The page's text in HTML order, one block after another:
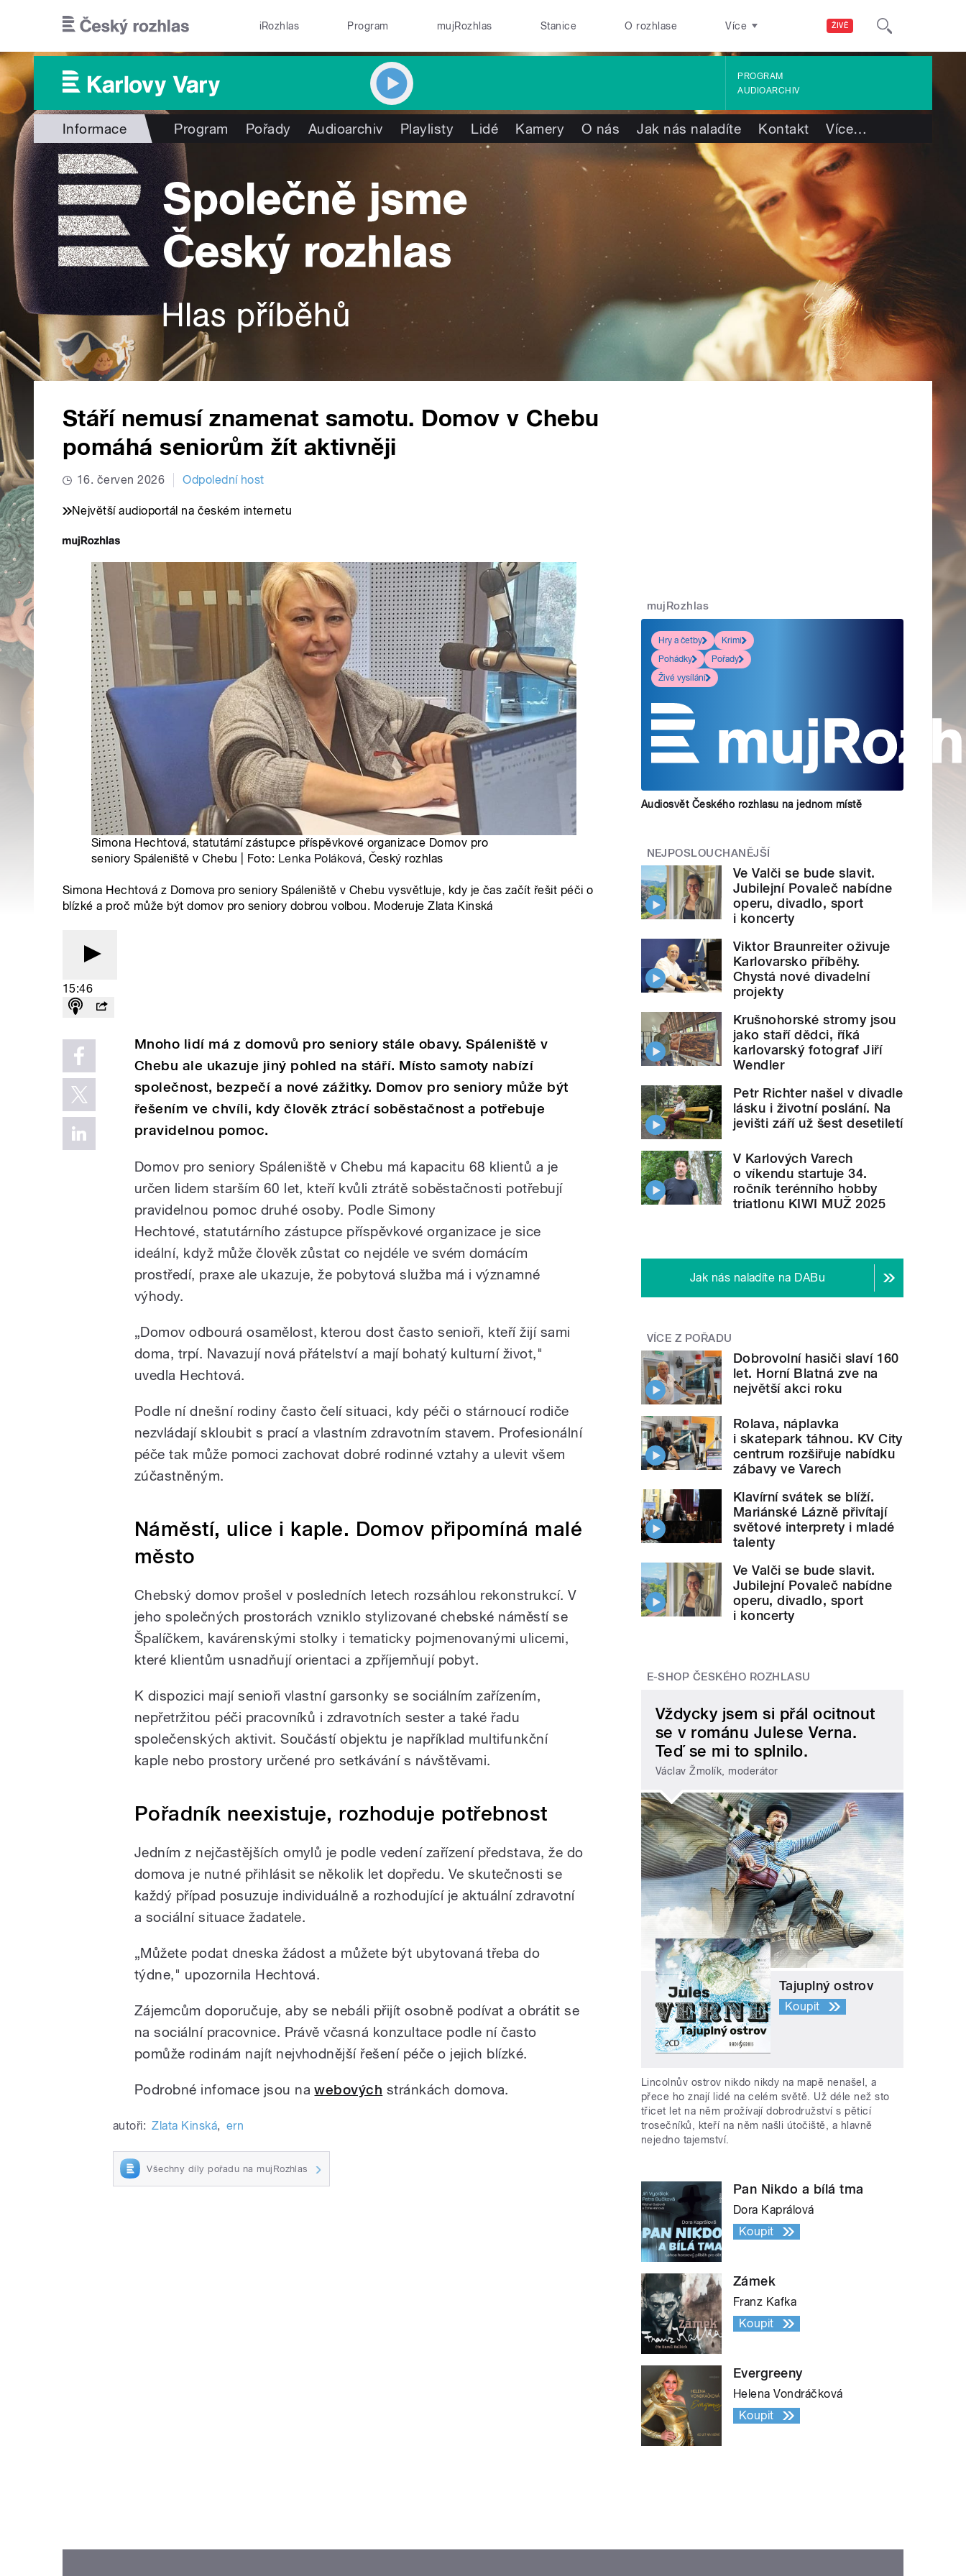
ŽIVĚ
iRozhlas Program mujRozhlas Stanice O rozhlase Více
PROGRAM
AUDIOARCHIV
Informace Program Pořady Audioarchiv Playlisty Lidé Kamery O nás Jak nás naladíte Kontakt Více…
Stáří nemusí znamenat samotu. Domov v Chebu
pomáhá seniorům žít aktivněji
16. červen 2026 Odpolední host
Největší audioportál na českém internetu
Simona Hechtová, statutární zástupce příspěvkové organizace Domov pro
seniory Spáleniště v Chebu | Foto: Lenka Poláková, Český rozhlas
Simona Hechtová z Domova pro seniory Spáleniště v Chebu vysvětluje, kdy je čas začít řešit péči o
blízké a proč může být domov pro seniory dobrou volbou. Moderuje Zlata Kinská
15:46
Mnoho lidí má z domovů pro seniory stále obavy. Spáleniště v
Chebu ale ukazuje jiný pohled na stáří. Místo samoty nabízí
společnost, bezpečí a nové zážitky. Domov pro seniory může být
řešením ve chvíli, kdy člověk ztrácí soběstačnost a potřebuje
pravidelnou pomoc.
Domov pro seniory Spáleniště v Chebu má kapacitu 68 klientů a je
určen lidem starším 60 let, kteří kvůli ztrátě soběstačnosti potřebují
pravidelnou pomoc druhé osoby. Podle Simony
Hechtové, statutárního zástupce příspěvkové organizace je sice
ideální, když může člověk zůstat co nejdéle ve svém domácím
prostředí, praxe ale ukazuje, že pobytová služba má i významné
výhody.
„Domov odbourá osamělost, kterou dost často senioři, kteří žijí sami
doma, trpí. Navazují nová přátelství a mají bohatý kulturní život,"
uvedla Hechtová.
Podle ní dnešní rodiny často čelí situaci, kdy péči o stárnoucí rodiče
nezvládají skloubit s prací a vlastním zdravotním stavem. Profesionální
péče tak může pomoci zachovat dobré rodinné vztahy a ulevit všem
zúčastněným.
Náměstí, ulice i kaple. Domov připomíná malé
město
Chebský domov prošel v posledních letech rozsáhlou rekonstrukcí. V
jeho společných prostorách vzniklo stylizované chebské náměstí se
Špalíčkem, kavárenskými stolky i tematicky pojmenovanými ulicemi,
které klientům usnadňují orientaci a zpříjemňují pobyt.
K dispozici mají senioři vlastní garsonky se sociálním zařízením,
nepřetržitou péči pracovníků i zdravotních sester a také řadu
společenských aktivit. Součástí objektu je například multifunkční
kaple nebo prostory určené pro setkávání s návštěvami.
Pořadník neexistuje, rozhoduje potřebnost
Jedním z nejčastějších omylů je podle vedení zařízení představa, že do
domova je nutné přihlásit se několik let dopředu. Ve skutečnosti se
každý případ posuzuje individuálně a rozhodující je aktuální zdravotní
a sociální situace žadatele.
„Můžete podat dneska žádost a můžete být ubytovaná třeba do
týdne," upozornila Hechtová.
Zájemcům doporučuje, aby se nebáli přijít osobně podívat a obrátit se
na sociální pracovnice. Právě včasná konzultace podle ní často
pomůže rodinám najít nejvhodnější řešení péče o jejich blízké.
Podrobné infomace jsou nawebových stránkách domova.
autoři: Zlata Kinská, ern
Všechny díly pořadu na mujRozhlas
mujRozhlas
Hry a četby
Krimi
Pohádky
Pořady
Živé vysílání
Audiosvět Českého rozhlasu na jednom místě
NEJPOSLOUCHANĚJŠÍ
Ve Valči se bude slavit.
Jubilejní Povaleč nabídne
operu, divadlo, sport
i koncerty
Viktor Braunreiter oživuje
Karlovarsko příběhy.
Chystá nové divadelní
projekty
Krušnohorské stromy jsou
jako staří dědci, říká
karlovarský fotograf Jiří
Wendler
Petr Richter našel v divadle
lásku i životní poslání. Na
jevišti září už šest desetiletí
V Karlových Varech
o víkendu startuje 34.
ročník terénního hobby
triatlonu KIWI MUŽ 2025
Jak nás naladíte na DABu
VÍCE Z POŘADU
Dobrovolní hasiči slaví 160
let. Horní Blatná zve na
největší akci roku
Rolava, náplavka
i skatepark táhnou. KV City
centrum rozšiřuje nabídku
zábavy ve Varech
Klavírní svátek se blíží.
Mariánské Lázně přivítají
světové interprety i mladé
talenty
Ve Valči se bude slavit.
Jubilejní Povaleč nabídne
operu, divadlo, sport
i koncerty
E-SHOP ČESKÉHO ROZHLASU
Vždycky jsem si přál ocitnout
se v románu Julese Verna.
Teď se mi to splnilo.
Václav Žmolík, moderátor
Tajuplný ostrov
Koupit
Lincolnův ostrov nikdo nikdy na mapě nenašel, a
přece ho znají lidé na celém světě. Už déle než sto
třicet let na něm prožívají dobrodružství s pěticí
trosečníků, kteří na něm našli útočiště, a hlavně
nejedno tajemství.
Pan Nikdo a bílá tma
Dora Kaprálová
Koupit
Zámek
Franz Kafka
Koupit
Evergreeny
Helena Vondráčková
Koupit